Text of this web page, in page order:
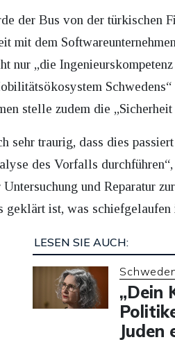
der Bus von der türkischen
mit dem
nur „die
stelle zudem die
sehr traurig, dass dies
des Vorfalls
und Reparatur
geklärt ist, was schiefgelaufen
LESEN SIE AUCH:
„Dein
Juden